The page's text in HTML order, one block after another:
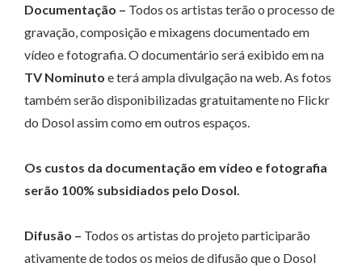
Documentação – Todos os artistas terão o processo de
gravação, composição e mixagens documentado em
vídeo e fotografia. O documentário será exibido em na
TV Nominuto e terá ampla divulgação na web. As fotos
também serão disponibilizadas gratuitamente no Flickr
do Dosol assim como em outros espaços.
Os custos da documentação em vídeo e fotografia
serão 100% subsidiados pelo Dosol.
Difusão – Todos os artistas do projeto participarão
ativamente de todos os meios de difusão que o Dosol